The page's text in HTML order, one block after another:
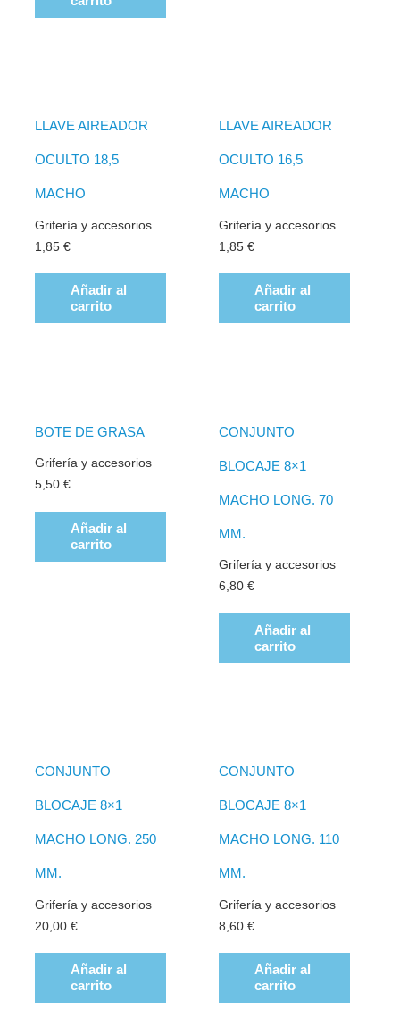
LLAVE AIREADOR
OCULTO 18,5
MACHO
Grifería y accesorios
1,85€
Añadir al
carrito
LLAVE AIREADOR
OCULTO 16,5
MACHO
Grifería y accesorios
1,85 €
Añadir al
carrito
BOTE DE GRASA
Grifería y accesorios
5,50€
Añadir al
carrito
CONJUNTO
BLOCAJE 8×1
MACHO LONG. 70
MM.
Grifería y accesorios
6,80 €
Añadir al
carrito
CONJUNTO
BLOCAJE 8×1
MACHO LONG. 250
MM.
Grifería y accesorios
20,00€
Añadir al
carrito
CONJUNTO
BLOCAJE 8×1
MACHO LONG. 110
MM.
Grifería y accesorios
8,60 €
Añadir al
carrito